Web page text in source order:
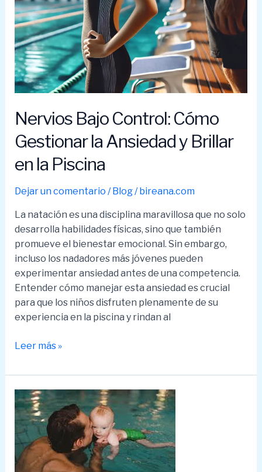
Nervios Bajo Control: Cómo
Gestionar la Ansiedad y Brillar
en la Piscina
Dejar un comentario /Blog/bireana.com
La natación es una disciplina maravillosa que no solo
desarrolla habilidades físicas, sino que también
promueve el bienestar emocional. Sin embargo,
incluso los nadadores más jóvenes pueden
experimentar ansiedad antes de una competencia.
Entender cómo manejar esta ansiedad es crucial
para que los niños disfruten plenamente de su
experiencia en la piscina y rindan al
Nervios
Control:
Cómo
Gestionar
la
Ansiedad
y
Brillar
Leer más »